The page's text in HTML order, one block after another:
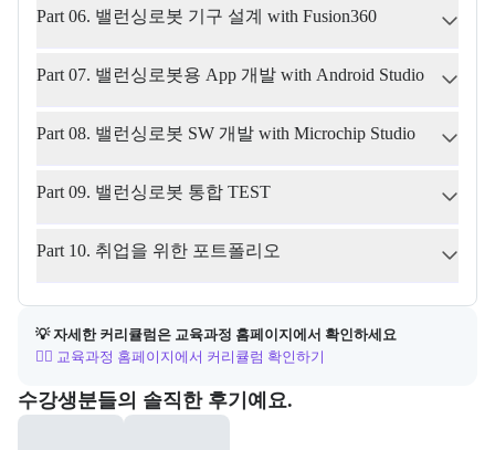
Part 06. 밸런싱로봇 기구 설계 with Fusion360
Part 07. 밸런싱로봇용 App 개발 with Android Studio
Part 08. 밸런싱로봇 SW 개발 with Microchip Studio
Part 09. 밸런싱로봇 통합 TEST
Part 10. 취업을 위한 포트폴리오
💡 자세한 커리큘럼은 교육과정 홈페이지에서 확인하세요
👉🏻 교육과정 홈페이지에서 커리큘럼 확인하기
포폴&후기
수강생분들의 솔직한 후기예요.